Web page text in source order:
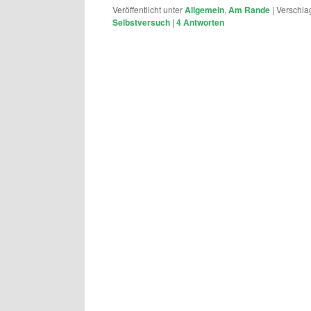
Veröffentlicht unterAllgemein, Am Rande |
Selbstversuch | 4Antworten